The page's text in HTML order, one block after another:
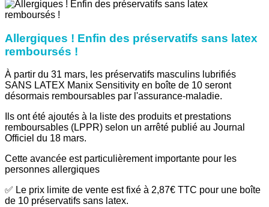
Allergiques ! Enfin des préservatifs sans latex
remboursés !
À partir du 31 mars, les préservatifs masculins lubrifiés
SANS LATEX Manix Sensitivity en boîte de 10 seront
désormais remboursables par l'assurance-maladie.
Ils ont été ajoutés à la liste des produits et prestations
remboursables (LPPR) selon un arrêté publié au Journal
Officiel du 18 mars.
Cette avancée est particulièrement importante pour les
personnes allergiques
✅ Le prix limite de vente est fixé à 2,87€ TTC pour une boîte
de 10 préservatifs sans latex.